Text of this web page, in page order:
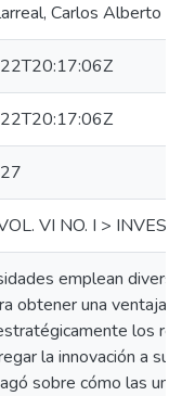
Carlos Alberto
VI NO. I >
emplean
obtener una ventaja
los
la innovación a su
sobre cómo las